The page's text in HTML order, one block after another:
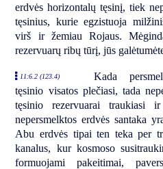
erdvės horizontalų tęsinį, tiek
tęsinius, kurie egzistuoja
virš ir žemiau Rojaus.
rezervuarų ribų tūrį, jūs
11:6.2 (123.4)
Kada
tęsinio visatos plečiasi, tada
tęsinio rezervuarai traukiasi
nepersmelktos erdvės santaka
Abu erdvės tipai ten teka per
kanalus, kur kosmoso
formuojami pakeitimai,